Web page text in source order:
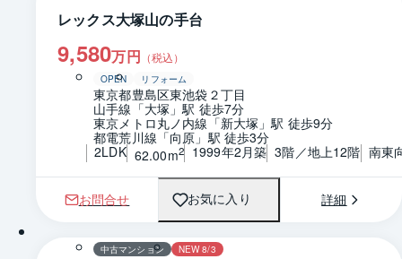
レックス大塚山の手台
9,580万円 （税込）
OPEN リフォーム
東京都豊島区東池袋２丁目
山手線「大塚」駅 徒歩7分
東京メトロ丸ノ内線「新大塚」駅 徒歩9分
都電荒川線「向原」駅 徒歩3分
2LDK 62.00m2 1999年2月築 3階／地上12階 南東
お問合せ お気に入り 詳細
1 / 0 間取り
中古マンション NEW 8/3